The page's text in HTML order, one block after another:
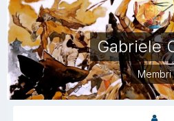
Gabriele
Membri